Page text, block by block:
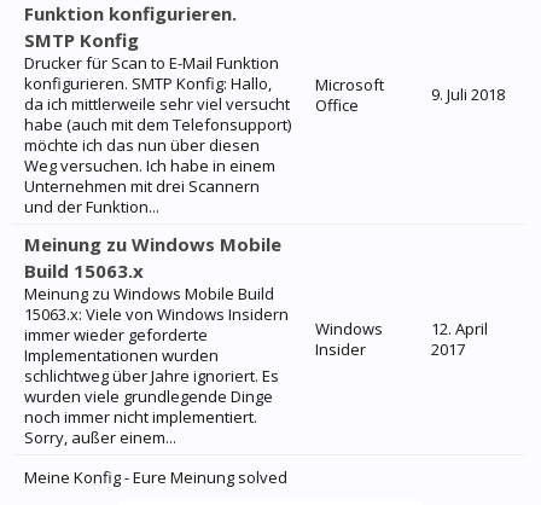
Funktion konfigurieren.
SMTP Konfig
Drucker für Scan to E-Mail Funktion
konfigurieren. SMTP Konfig: Hallo,
da ich mittlerweile sehr viel versucht
habe (auch mit dem Telefonsupport)
möchte ich das nun über diesen
Weg versuchen. Ich habe in einem
Unternehmen mit drei Scannern
und der Funktion...
Microsoft
Office
9. Juli 2018
Meinung zu Windows Mobile
Build 15063.x
Meinung zu Windows Mobile Build
15063.x: Viele von Windows Insidern
immer wieder geforderte
Implementationen wurden
schlichtweg über Jahre ignoriert. Es
wurden viele grundlegende Dinge
noch immer nicht implementiert.
Sorry, außer einem...
Windows
Insider
12. April
2017
Meine Konfig - Eure Meinung solved